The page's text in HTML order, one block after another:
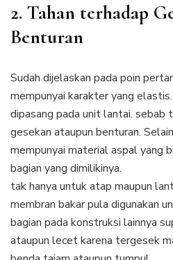
2. Tahan terhadap
Benturan
Sudah dijelaskan pada poin
mempunyai karakter yang
dipasang pada unit lantai. sebab
gesekan ataupun benturan.
mempunyai material aspal yang
bagian yang dimilikinya.
tak hanya untuk atap maupun
membran bakar pula digunakan
bagian pada konstruksi lainnya
ataupun lecet karena tergesek